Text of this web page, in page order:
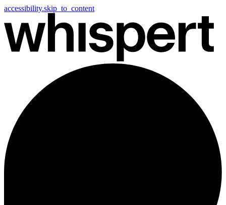
accessibility.skip_to_content